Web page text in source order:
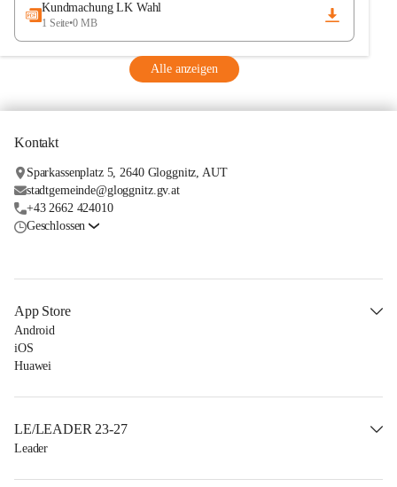
Kundmachung LK Wahl
1 Seite•0 MB
Alle anzeigen
Kontakt
Sparkassenplatz 5, 2640 Gloggnitz, AUT
stadtgemeinde@gloggnitz.gv.at
+43 2662 424010
Geschlossen
App Store
Android
iOS
Huawei
LE/LEADER 23-27
Leader